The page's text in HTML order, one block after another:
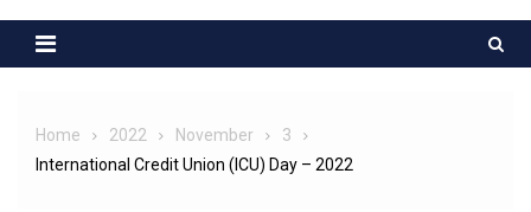
Home 2022 November
3
International Credit Union (ICU) Day – 2022